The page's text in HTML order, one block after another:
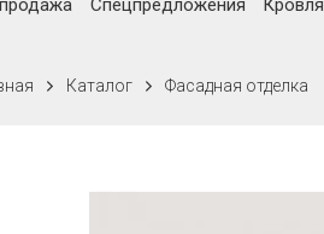
Спецпредложения Кровля
Каталог Фасадная отделка